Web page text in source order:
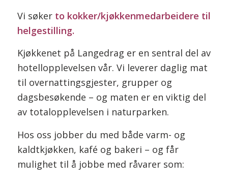
Vi søker to kokker/kjøkkenmedarbeidere til
helgestilling.
Kjøkkenet på Langedrag er en sentral del av
hotellopplevelsen vår. Vi leverer daglig mat
til overnattingsgjester, grupper og
dagsbesøkende – og maten er en viktig del
av totalopplevelsen i naturparken.
Hos oss jobber du med både varm- og
kaldtkjøkken, kafé og bakeri – og får
mulighet til å jobbe med råvarer som: